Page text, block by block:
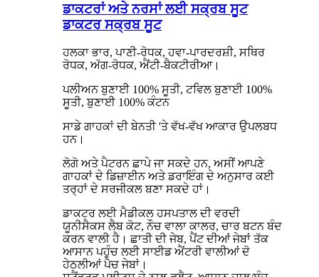
ਡਾਕਟਰਾਂ ਅਤੇ ਨਰਸਾਂ ਲਈ ਸਕ੍ਰਬ ਸੂਟ
ਡਾਕਟਰ ਸਕ੍ਰਬ ਸੂਟ
ਹਲਕਾ ਭਾਰ, ਪਾਣੀ-ਰੋਧਕ, ਹਵਾ-ਪਾਰਦਰਸ਼ੀ, ਸਥਿਰ
ਰੋਧਕ, ਅੱਗ-ਰੋਧਕ, ਐਂਟੀ-ਬੈਕਟੀਰੀਆ।
ਪਲੀਅਨ ਬੁਣਾਈ 100% ਸੂਤੀ, ਟਵਿਲ ਬੁਣਾਈ 100%
ਸੂਤੀ, ਬੁਣਾਈ 100% ਕੰਟਨ
ਸਾਡੇ ਗਾਹਕਾਂ ਦੀ ਬੇਨਤੀ 'ਤੇ ਵੱਖ-ਵੱਖ ਆਕਾਰ ਉਪਲਬਧ
ਹਨ।
ਲੋਗੋ ਅਤੇ ਪੈਟਰਨ ਛਾਪੇ ਜਾ ਸਕਦੇ ਹਨ, ਅਸੀਂ ਆਪਣੇ
ਗਾਹਕਾਂ ਦੇ ਡਿਜ਼ਾਈਨ ਅਤੇ ਡਰਾਇੰਗ ਦੇ ਅਨੁਸਾਰ ਕਈ
ਤਰ੍ਹਾਂ ਦੇ ਸਰਜੀਕਲ ਬਣਾ ਸਕਦੇ ਹਾਂ।
ਡਾਕਟਰ ਲਈ ਮੈਡੀਕਲ ਹਸਪਤਾਲ ਦੀ ਵਰਦੀ
ਯੂਨੀਸੈਕਸ ਲੈਬ ਕੋਟ, ਨੌਚ ਵਾਲਾ ਕਾਲਰ, ਚਾਰ ਬਟਨ ਬੰਦ
ਕਰਨ ਵਾਲੀ ਹੈ। ਛਾਤੀ ਦੀ ਜੇਬ, ਪੈਂਟ ਦੀਆਂ ਜੇਬਾਂ ਤੱਕ
ਆਸਾਨ ਪਹੁੰਚ ਲਈ ਸਾਈਡ ਐਂਟਰੀ ਵਾਲੀਆਂ ਦੋ
ਹੇਠਲੀਆਂ ਪੈਚ ਜੇਬਾਂ।